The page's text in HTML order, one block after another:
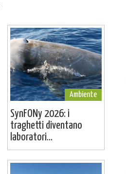
Ambiente
SynFONy 2026: i
traghetti diventano
laboratori...